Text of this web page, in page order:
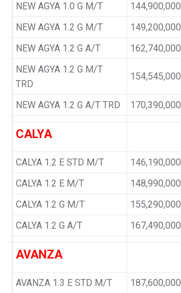
NEW AGYA 1.0 G M/T
144,900,000
NEW AGYA 1.2 G M/T
149,200,000
NEW AGYA 1.2 G A/T
162,740,000
NEW AGYA 1.2 G M/T
TRD
154,545,000
NEW AGYA 1.2 G A/T TRD 170,390,000
CALYA
CALYA 1.2 E STD M/T
146,190,000
CALYA 1.2 E M/T
148,990,000
CALYA 1.2 G M/T
155,290,000
CALYA 1.2 G A/T
167,490,000
AVANZA
AVANZA 1.3 E STD M/T 187,600,000